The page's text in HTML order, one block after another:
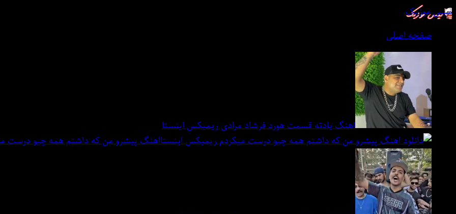
میس موزیک
صفحه اصلی
اهنگ یادته قسمت هورد فرشاد مرادی ریمیکس اینستا
اهنگ پیشرو من که داشتم همه چیو درست